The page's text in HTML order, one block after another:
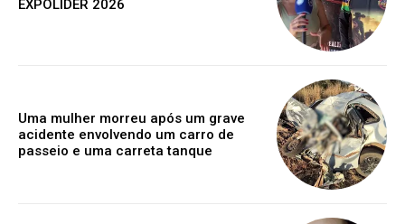
Gratuitamente / para sempre
EXPOLÍDER 2026
Uma mulher morreu após um grave
acidente envolvendo um carro de
passeio e uma carreta tanque